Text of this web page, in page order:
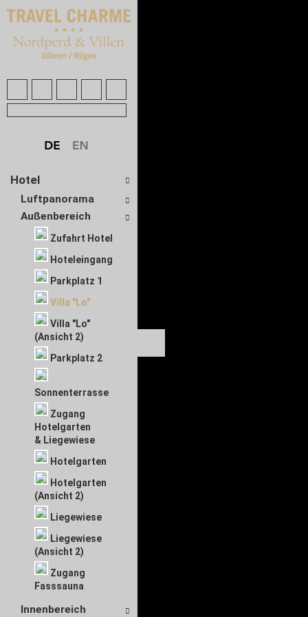
Hotel
Luftpanorama
Außenbereich
Zufahrt Hotel
Hoteleingang
Parkplatz 1
Villa "Lo"
Villa "Lo"
(Ansicht 2)
Parkplatz 2
Sonnenterrasse
Zugang
Hotelgarten
& Liegewiese
Hotelgarten
Hotelgarten
(Ansicht 2)
Liegewiese
Liegewiese
(Ansicht 2)
Zugang
Fasssauna
Innenbereich